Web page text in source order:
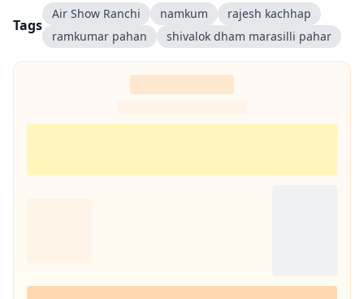
Tags
Air Show Ranchi namkum
rajesh kachhap
ramkumar pahan
shivalok dham marasilli pahar